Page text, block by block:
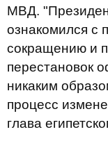
МВД.
ознакомился с
сокращению и
перестановок
никаким
процесс
глава